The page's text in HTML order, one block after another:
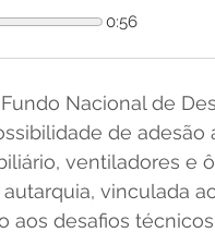
0:56
Nacional de
de adesão
ventiladores e
vinculada
aos desafios